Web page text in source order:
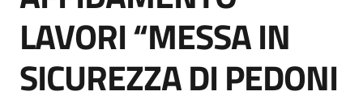
Supporto
LAVORI “MESSA IN
SICUREZZA DI PEDONI